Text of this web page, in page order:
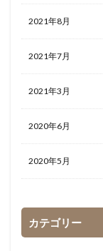
2021年8月
2021年7月
2021年3月
2020年6月
2020年5月
カテゴリー